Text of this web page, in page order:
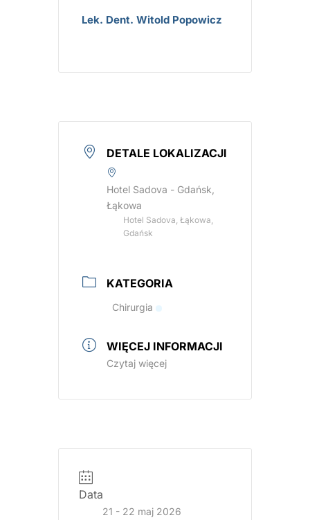
Lek. Dent. Witold Popowicz
DETALE LOKALIZACJI
Hotel Sadova - Gdańsk,
Łąkowa
Hotel Sadova, Łąkowa,
Gdańsk
KATEGORIA
Chirurgia
WIĘCEJ INFORMACJI
Czytaj więcej
Data
21 - 22 maj 2026